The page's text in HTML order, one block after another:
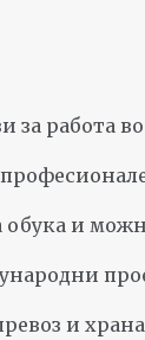
за работа
и
и храна